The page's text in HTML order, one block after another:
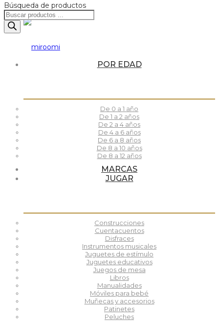
Búsqueda de productos
POR EDAD
De 0 a 1 año
De 1 a 2 años
De 2 a 4 años
De 4 a 6 años
De 6 a 8 años
De 8 a 10 años
De 8 a 12 años
MARCAS
JUGAR
Construcciones
Cuentacuentos
Disfraces
Instrumentos musicales
Juguetes de estímulo
Juguetes educativos
Juegos de mesa
Libros
Manualidades
Móviles para bebé
Muñecas y accesorios
Patinetes
Peluches